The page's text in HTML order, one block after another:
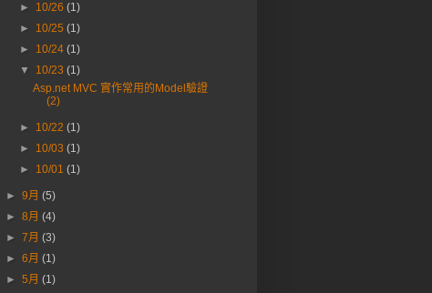
MM-dd}"
► 10/26 (1)
► 10/25 (1)
► 10/24 (1)
▼ 10/23 (1)
Asp.net MVC 實作常用的Model驗證
(2)
► 10/22 (1)
► 10/03 (1)
► 10/01 (1)
►9月(5)
►8月(4)
►7月(3)
►6月(1)
►5月(1)